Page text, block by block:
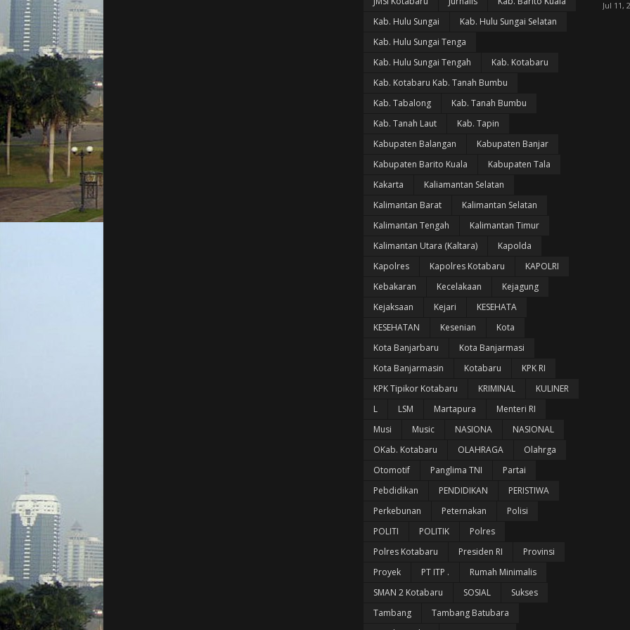
Kab. Hulu Sungai
Kab. Hulu Sungai Selatan
Kab. Hulu Sungai Tenga
Kab. Hulu Sungai Tengah
Kab. Kotabaru
Kab. Kotabaru Kab. Tanah Bumbu
Kab. Tabalong
Kab. Tanah Bumbu
Kab. Tanah Laut
Kab. Tapin
Kabupaten Balangan
Kabupaten Banjar
Kabupaten Barito Kuala
Kabupaten Tala
Kakarta
Kaliamantan Selatan
Kalimantan Barat
Kalimantan Selatan
Kalimantan Tengah
Kalimantan Timur
Kalimantan Utara (Kaltara)
Kapolda
Kapolres
Kapolres Kotabaru
KAPOLRI
Kebakaran
Kecelakaan
Kejagung
Kejaksaan
Kejari
KESEHATA
KESEHATAN
Kesenian
Kota
Kota Banjarbaru
Kota Banjarmasi
Kota Banjarmasin
Kotabaru
KPK RI
KPK Tipikor Kotabaru
KRIMINAL
KULINER
L
LSM Martapura
Menteri RI
Musi
Music NASIONA
NASIONAL
OKab. Kotabaru
OLAHRAGA
Olahrga
Otomotif
Panglima TNI
Partai
Pebdidikan
PENDIDIKAN
PERISTIWA
Perkebunan
Peternakan
Polisi
POLITI
POLITIK
Polres
Polres Kotabaru
Presiden RI
Provinsi
Proyek
PT ITP .
Rumah Minimalis
SMAN 2 Kotabaru
SOSIAL
Sukses
Tambang
Tambang Batubara
Jul 11,